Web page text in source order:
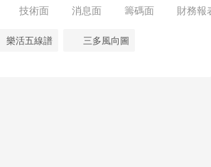
技術面 消息面 籌碼面 財務報
樂活五線譜 三多風向圖